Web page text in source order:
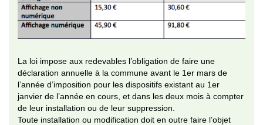
La loi impose aux redevables l’obligation de faire une
déclaration annuelle à la commune avant le 1er mars de
l’année d’imposition pour les dispositifs existant au 1er
janvier de l’année en cours, et dans les deux mois à compter
de leur installation ou de leur suppression.
Toute installation ou modification doit en outre faire l’objet